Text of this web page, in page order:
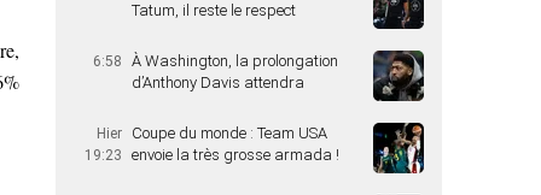
Tatum, il reste le respect
6:58
À Washington, la prolongation
d’Anthony Davis attendra
Hier
19:23
Coupe du monde : Team USA
envoie la très grosse armada !